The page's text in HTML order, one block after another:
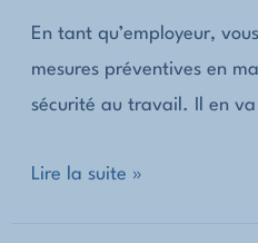
En tant qu’employeur,
mesures préventives en
sécurité au travail. Il en
Comment
Lire la suite »